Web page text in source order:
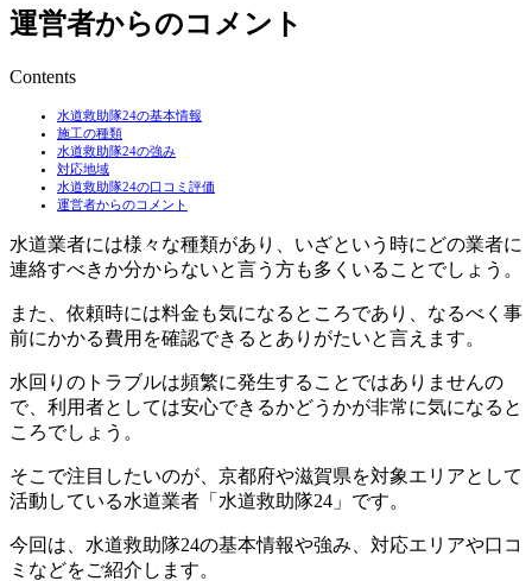
運営者からのコメント
Contents
水道救助隊24の基本情報
施工の種類
水道救助隊24の強み
対応地域
水道救助隊24の口コミ評価
運営者からのコメント
水道業者には様々な種類があり、いざという時にどの業者に
連絡すべきか分からないと言う方も多くいることでしょう。
また、依頼時には料金も気になるところであり、なるべく事
前にかかる費用を確認できるとありがたいと言えます。
水回りのトラブルは頻繁に発生することではありませんの
で、利用者としては安心できるかどうかが非常に気になると
ころでしょう。
そこで注目したいのが、京都府や滋賀県を対象エリアとして
活動している水道業者「水道救助隊24」です。
今回は、水道救助隊24の基本情報や強み、対応エリアや口コ
ミなどをご紹介します。